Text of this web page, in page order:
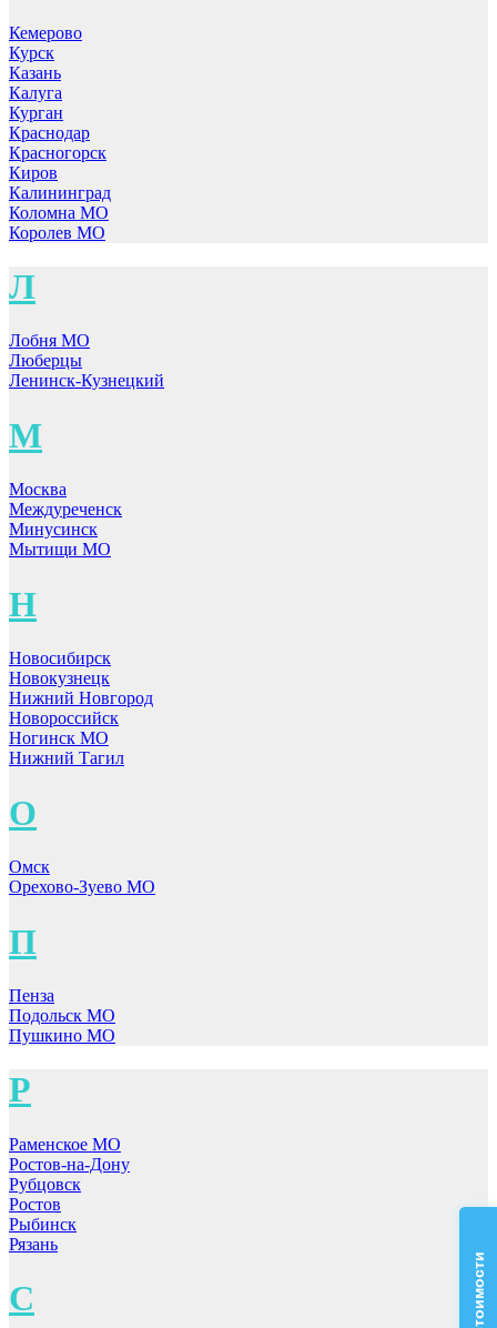
Кемерово
Курск
Казань
Калуга
Курган
Краснодар
Красногорск
Киров
Калининград
Коломна МО
Королев МО
Л
Лобня МО
Люберцы
Ленинск-Кузнецкий
М
Москва
Междуреченск
Минусинск
Мытищи МО
Н
Новосибирск
Новокузнецк
Нижний Новгород
Новороссийск
Ногинск МО
Нижний Тагил
О
Омск
Орехово-Зуево МО
П
Пенза
Подольск МО
Пушкино МО
Р
Раменское МО
Ростов-на-Дону
Рубцовск
Ростов
Рыбинск
Рязань
С